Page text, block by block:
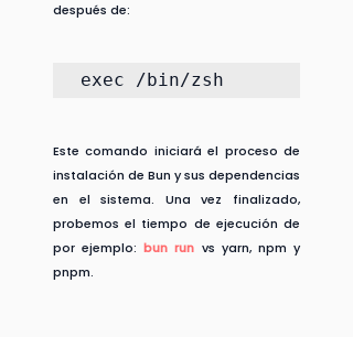
después de:
exec /bin/zsh
Este comando iniciará el proceso de
instalación de Bun y sus dependencias
en el sistema. Una vez finalizado,
probemos el tiempo de ejecución de
por ejemplo: bun run vs yarn, npm y
pnpm.